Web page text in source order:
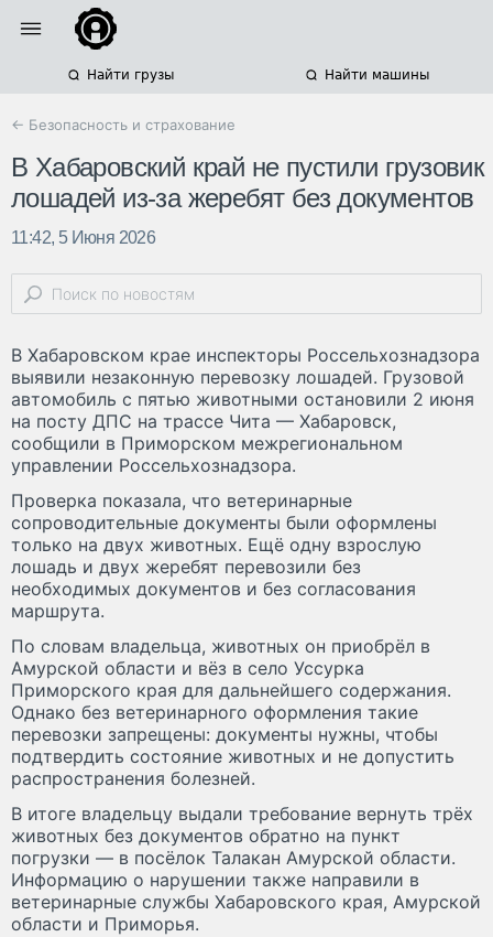
Найти грузы Найти машины
← Безопасность и страхование
В Хабаровский край не пустили грузовик
лошадей из-за жеребят без документов
11:42, 5 Июня 2026
В Хабаровском крае инспекторы Россельхознадзора
выявили незаконную перевозку лошадей. Грузовой
автомобиль с пятью животными остановили 2 июня
на посту ДПС на трассе Чита — Хабаровск,
сообщили в Приморском межрегиональном
управлении Россельхознадзора.
Проверка показала, что ветеринарные
сопроводительные документы были оформлены
только на двух животных. Ещё одну взрослую
лошадь и двух жеребят перевозили без
необходимых документов и без согласования
маршрута.
По словам владельца, животных он приобрёл в
Амурской области и вёз в село Уссурка
Приморского края для дальнейшего содержания.
Однако без ветеринарного оформления такие
перевозки запрещены: документы нужны, чтобы
подтвердить состояние животных и не допустить
распространения болезней.
В итоге владельцу выдали требование вернуть трёх
животных без документов обратно на пункт
погрузки — в посёлок Талакан Амурской области.
Информацию о нарушении также направили в
ветеринарные службы Хабаровского края, Амурской
области и Приморья.